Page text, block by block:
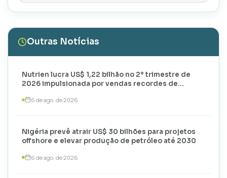
Outras Notícias
Nutrien lucra US$ 1,22 bilhão no 2º trimestre de
2026 impulsionada por vendas recordes de
6 de ago. de 2026
Nigéria prevê atrair US$ 30 bilhões para projetos
offshore e elevar produção de petróleo até 2030
6 de ago. de 2026